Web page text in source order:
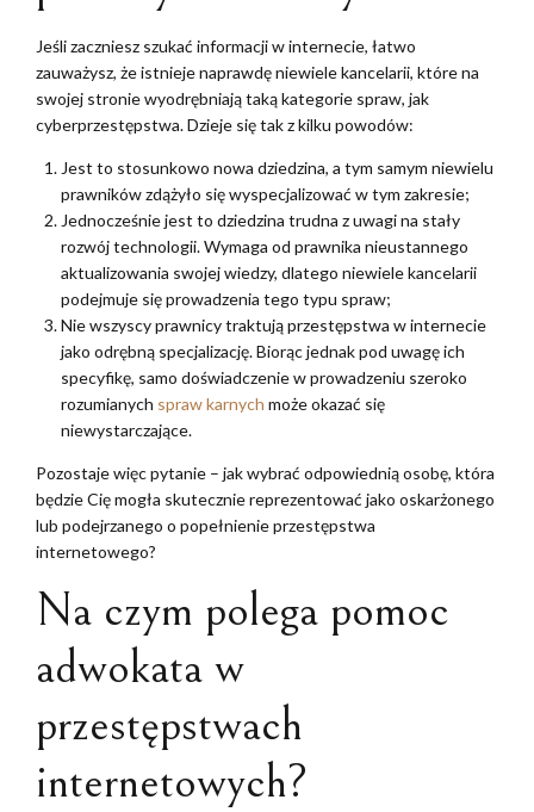
Jeśli zaczniesz szukać informacji w internecie, łatwo
zauważysz, że istnieje naprawdę niewiele kancelarii, które na
swojej stronie wyodrębniają taką kategorie spraw, jak
cyberprzestępstwa. Dzieje się tak z kilku powodów:
Jest to stosunkowo nowa dziedzina, a tym samym niewielu
prawników zdążyło się wyspecjalizować w tym zakresie;
Jednocześnie jest to dziedzina trudna z uwagi na stały
rozwój technologii. Wymaga od prawnika nieustannego
aktualizowania swojej wiedzy, dlatego niewiele kancelarii
podejmuje się prowadzenia tego typu spraw;
Nie wszyscy prawnicy traktują przestępstwa w internecie
jako odrębną specjalizację. Biorąc jednak pod uwagę ich
specyfikę, samo doświadczenie w prowadzeniu szeroko
rozumianych spraw karnych może okazać się
niewystarczające.
Pozostaje więc pytanie – jak wybrać odpowiednią osobę, która
będzie Cię mogła skutecznie reprezentować jako oskarżonego
lub podejrzanego o popełnienie przestępstwa
internetowego?
Na czym polega pomoc
adwokata w
przestępstwach
internetowych?